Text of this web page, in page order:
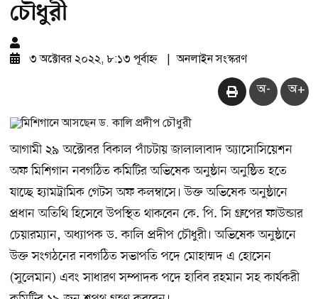
চৌধুরী
৩ অক্টোবর ২০২২, ৮:১৩ পূর্বাহ্ন অনলাইন সংস্করণ
অ- অ+
আগামী ২৯ অক্টোবর বিকাল পাঁচটায় জালালাবাদ অ্যাসোসিয়েশন
অফ মিশিগান নবগঠিত কমিটির অভিষেক অনুষ্ঠান অনুষ্ঠিত হতে
যাচ্ছে হ্যামট্রামিক গেটস অফ কলম্বাসে। উক্ত অভিষেক অনুষ্ঠানে
প্রধান অতিথি হিসেবে উপস্থিত থাকবেন কে. পি. সি গ্রুপের ফাউন্ডার
চেয়ারম্যান, অধ্যাপক ড. কালি প্রদীপ চৌধুরী। অভিষেক অনুষ্ঠানে
উক্ত সংগঠনের নবগঠিত সভাপতি পদে মোহাম্মদ এ হোসেন
(সুলেমান) এবং সাধারণ সম্পাদক পদে হাবিব রহমান সহ কার্যকরী